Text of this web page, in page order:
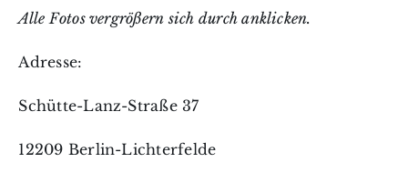
Alle Fotos vergrößern sich durch anklicken.
Adresse:
Schütte-Lanz-Straße 37
12209 Berlin-Lichterfelde